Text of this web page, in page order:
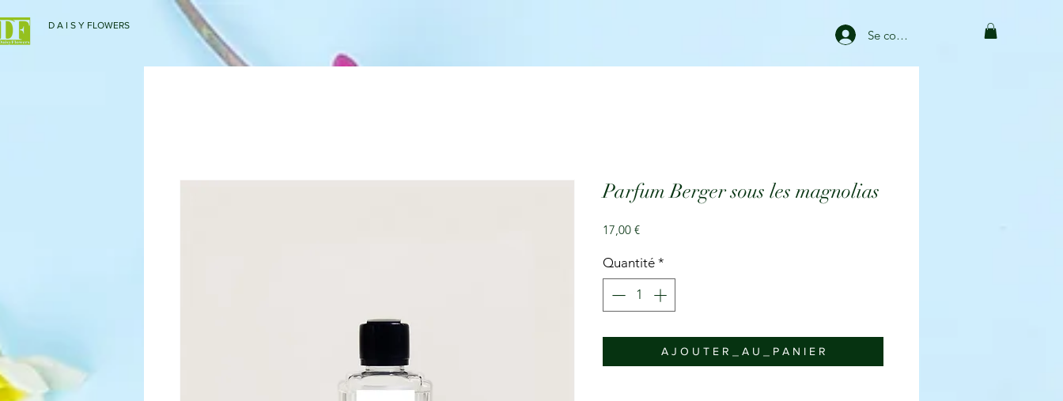
D A I S Y FLOWERS
Se connecter
Parfum Berger sous les magnolias
17,00 €Prix
Quantité *
A J O U T E R _ A U _ P A N I E R